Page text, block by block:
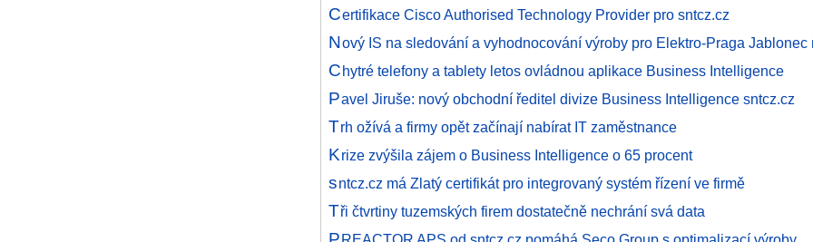
Certifikace Cisco Authorised Technology Provider pro sntcz.cz
Nový IS na sledování a vyhodnocování výroby pro Elektro-Praga Jablonec
Chytré telefony a tablety letos ovládnou aplikace Business Intelligence
Pavel Jiruše: nový obchodní ředitel divize Business Intelligence sntcz.cz
Trh ožívá a firmy opět začínají nabírat IT zaměstnance
Krize zvýšila zájem o Business Intelligence o 65 procent
sntcz.cz má Zlatý certifikát pro integrovaný systém řízení ve firmě
Tři čtvrtiny tuzemských firem dostatečně nechrání svá data